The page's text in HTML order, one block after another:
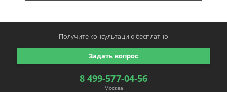
8 499-577-04-56
Москва
Задать вопрос
Получите консультациюбесплатно